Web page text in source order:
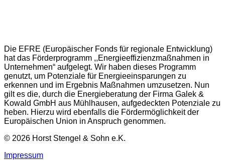
Die EFRE (Europäischer Fonds für regionale Entwicklung)
hat das Förderprogramm ,,Energieeffizienzmaßnahmen in
Unternehmen“ aufgelegt. Wir haben dieses Programm
genutzt, um Potenziale für Energieeinsparungen zu
erkennen und im Ergebnis Maßnahmen umzusetzen. Nun
gilt es die, durch die Energieberatung der Firma Galek &
Kowald GmbH aus Mühlhausen, aufgedeckten Potenziale zu
heben. Hierzu wird ebenfalls die Fördermöglichkeit der
Europäischen Union in Anspruch genommen.
© 2026 Horst Stengel & Sohn e.K.
Impressum